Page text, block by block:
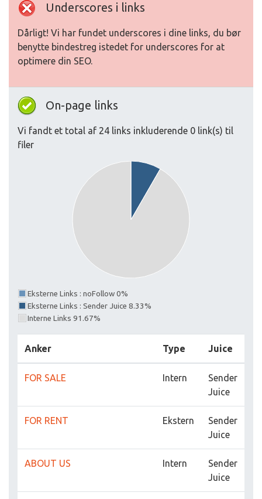
Underscores i links
Dårligt! Vi har fundet underscores i dine links, du bør
benytte bindestreg istedet for underscores for at
optimere din SEO.
On-page links
Vi fandt et total af 24 links inkluderende 0 link(s) til
filer
Eksterne Links : noFollow 0%
Eksterne Links : Sender Juice 8.33%
Interne Links 91.67%
Anker Type Juice
FOR SALE Intern
Sender
Juice
FOR RENT Ekstern
Sender
Juice
ABOUT US Intern
Sender
Juice